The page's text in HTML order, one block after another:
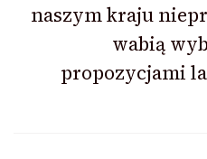
naszym kraju
wabią
propozycjami